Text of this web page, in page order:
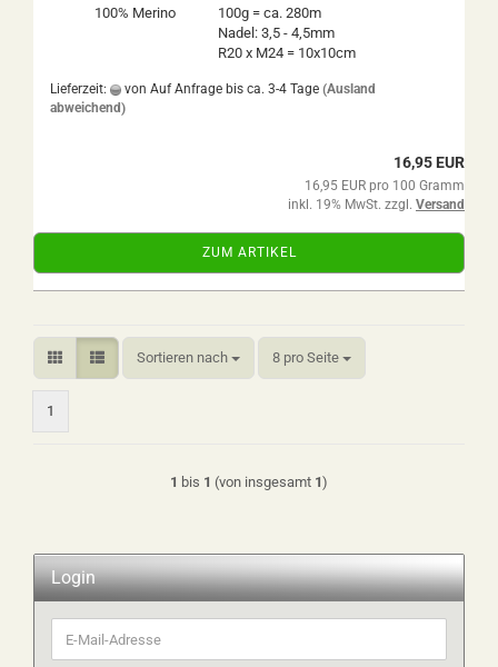
100% Merino
100g = ca. 280m
Nadel: 3,5 - 4,5mm
R20 x M24 = 10x10cm
Lieferzeit: von Auf Anfrage bis ca. 3-4 Tage (Ausland
abweichend)
16,95 EUR
16,95 EUR pro 100 Gramm
inkl. 19% MwSt. zzgl. Versand
ZUM ARTIKEL
Sortieren nach
Sortieren nach 8 pro Seite
pro Seite
1
1 bis 1 (von insgesamt 1)
Login
E-
Mail-